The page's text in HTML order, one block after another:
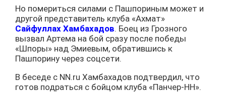
Но помериться силами с Пашпориным может и
другой представитель клуба «Ахмат»
Сайфуллах Хамбахадов. Боец из Грозного
вызвал Артема на бой сразу после победы
«Шпоры» над Эмиевым, обратившись к
Пашпорину через соцсети.
В беседе с NN.ru Хамбахадов подтвердил, что
готов подраться с бойцом клуба «Панчер-НН».